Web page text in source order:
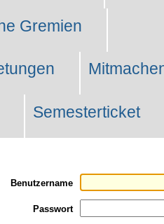
Gremien
Semesterticket
Benutzername
Passwort